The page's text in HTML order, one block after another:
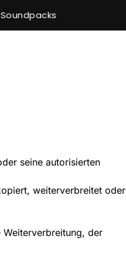
Soundpacks
seine autorisierten
weiterverbreitet oder
der